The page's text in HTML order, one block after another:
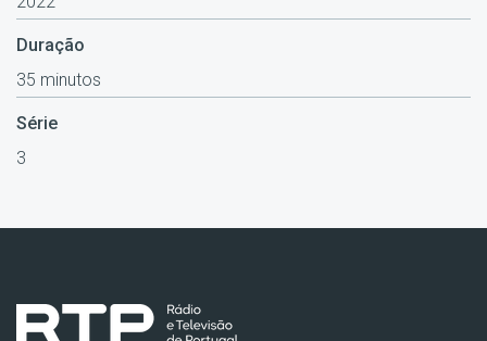
Duração
35 minutos
Série
3